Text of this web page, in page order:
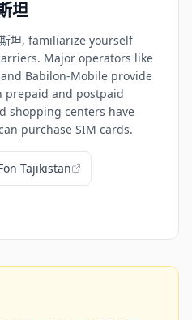
坦
坦, familiarize yourself
Major operators like
Babilon-Mobile provide
prepaid and postpaid
shopping centers have
purchase SIM cards.
Tajikistan